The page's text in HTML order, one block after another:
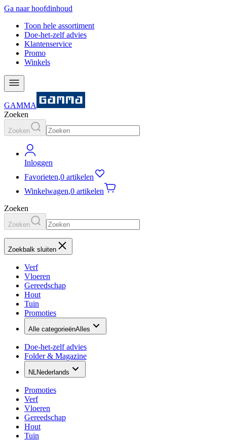
Ga naar hoofdinhoud
Toon hele assortiment
Doe-het-zelf advies
Klantenservice
Promo
Winkels
GAMMA
Zoeken
Zoeken
Inloggen
Favorieten,0 artikelen
Winkelwagen,0 artikelen
Zoeken
Zoeken
Zoekbalk sluiten
Verf
Vloeren
Gereedschap
Hout
Tuin
Promoties
Alle categorieënAlles
Doe-het-zelf advies
Folder & Magazine
NLNederlands
Promoties
Verf
Vloeren
Gereedschap
Hout
Tuin